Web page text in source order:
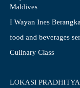
Maldives
I Wayan Ines
food and beverages
Culinary Class
LOKASI